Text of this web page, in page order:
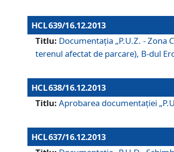
HCL 639/16.12.2013
Titlu: Documentaţia „P.U.Z. -
terenul afectat de parcare), B-dul
HCL 638/16.12.2013
Titlu: Aprobarea documentaţiei
HCL 637/16.12.2013